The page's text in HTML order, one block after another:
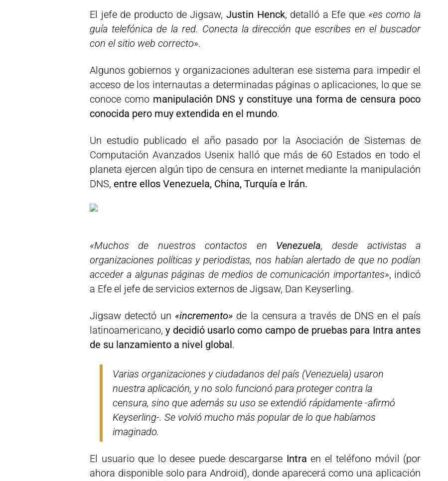
El jefe de producto de Jigsaw, Justin Henck, detalló a Efe que «es como la
guía telefónica de la red. Conecta la dirección que escribes en el buscador
con el sitio web correcto».
Algunos gobiernos y organizaciones adulteran ese sistema para impedir el
acceso de los internautas a determinadas páginas o aplicaciones, lo que se
conoce como manipulación DNS y constituye una forma de censura poco
conocida pero muy extendida en el mundo.
Un estudio publicado el año pasado por la Asociación de Sistemas de
Computación Avanzados Usenix halló que más de 60 Estados en todo el
planeta ejercen algún tipo de censura en internet mediante la manipulación
DNS, entre ellos Venezuela, China, Turquía e Irán.
«Muchos de nuestros contactos en Venezuela, desde activistas a
organizaciones políticas y periodistas, nos habían alertado de que no podían
acceder a algunas páginas de medios de comunicación importantes», indicó
a Efe el jefe de servicios externos de Jigsaw, Dan Keyserling.
Jigsaw detectó un «incremento» de la censura a través de DNS en el país
latinoamericano, y decidió usarlo como campo de pruebas para Intra antes
de su lanzamiento a nivel global .
Varias organizaciones y ciudadanos del país (Venezuela) usaron
nuestra aplicación, y no solo funcionó para proteger contra la
censura, sino que además su uso se extendió rápidamente -afirmó
Keyserling-. Se volvió mucho más popular de lo que habíamos
imaginado.
El usuario que lo desee puede descargarse Intra en el teléfono móvil (por
ahora disponible solo para Android), donde aparecerá como una aplicación